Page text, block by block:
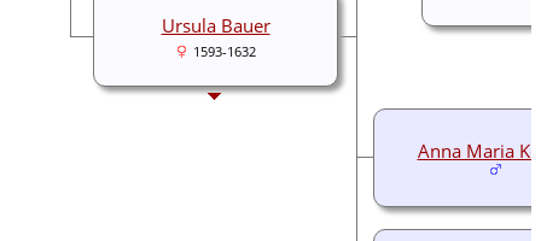
Anna Maria
Ursula Bauer
1593-1632